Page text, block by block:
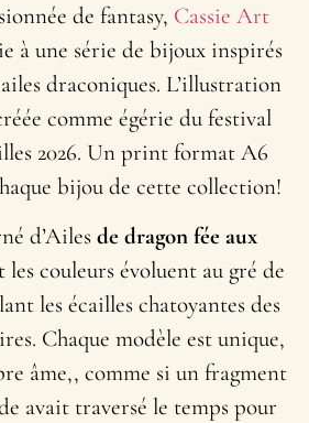
de fantasy, Cassie Art
à une série de bijoux inspirés
draconiques. L’illustration
comme égérie du festival
2026. Un print format A6
bijou de cette collection!
d’Ailesde dragon fée aux
les couleurs évoluent au gré de
les écailles chatoyantes des
Chaque modèle est unique,
âme,, comme si un fragment
avait traversé le temps pour